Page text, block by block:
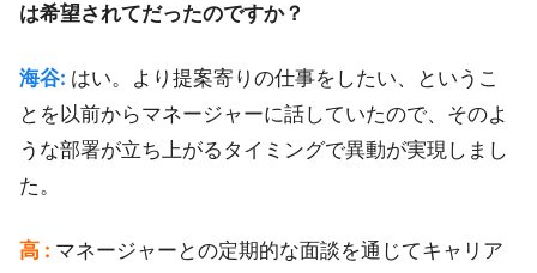
は希望されてだったのですか？
海谷: はい。より提案寄りの仕事をしたい、というこ
とを以前からマネージャーに話していたので、そのよ
うな部署が立ち上がるタイミングで異動が実現しまし
た。
高 : マネージャーとの定期的な面談を通じてキャリア